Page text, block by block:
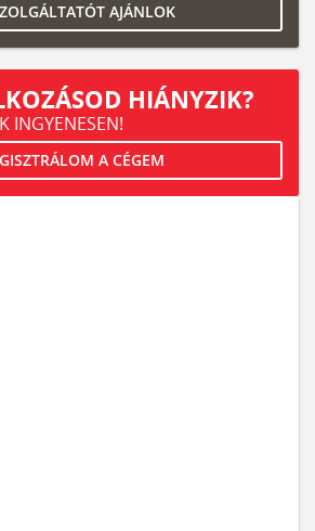
AJÁNLOK
HIÁNYZIK?
INGYENESEN!
A CÉGEM